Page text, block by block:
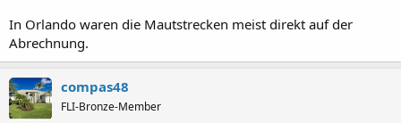
In Orlando waren die Mautstrecken meist direkt auf der
Abrechnung.
compas48
FLI-Bronze-Member